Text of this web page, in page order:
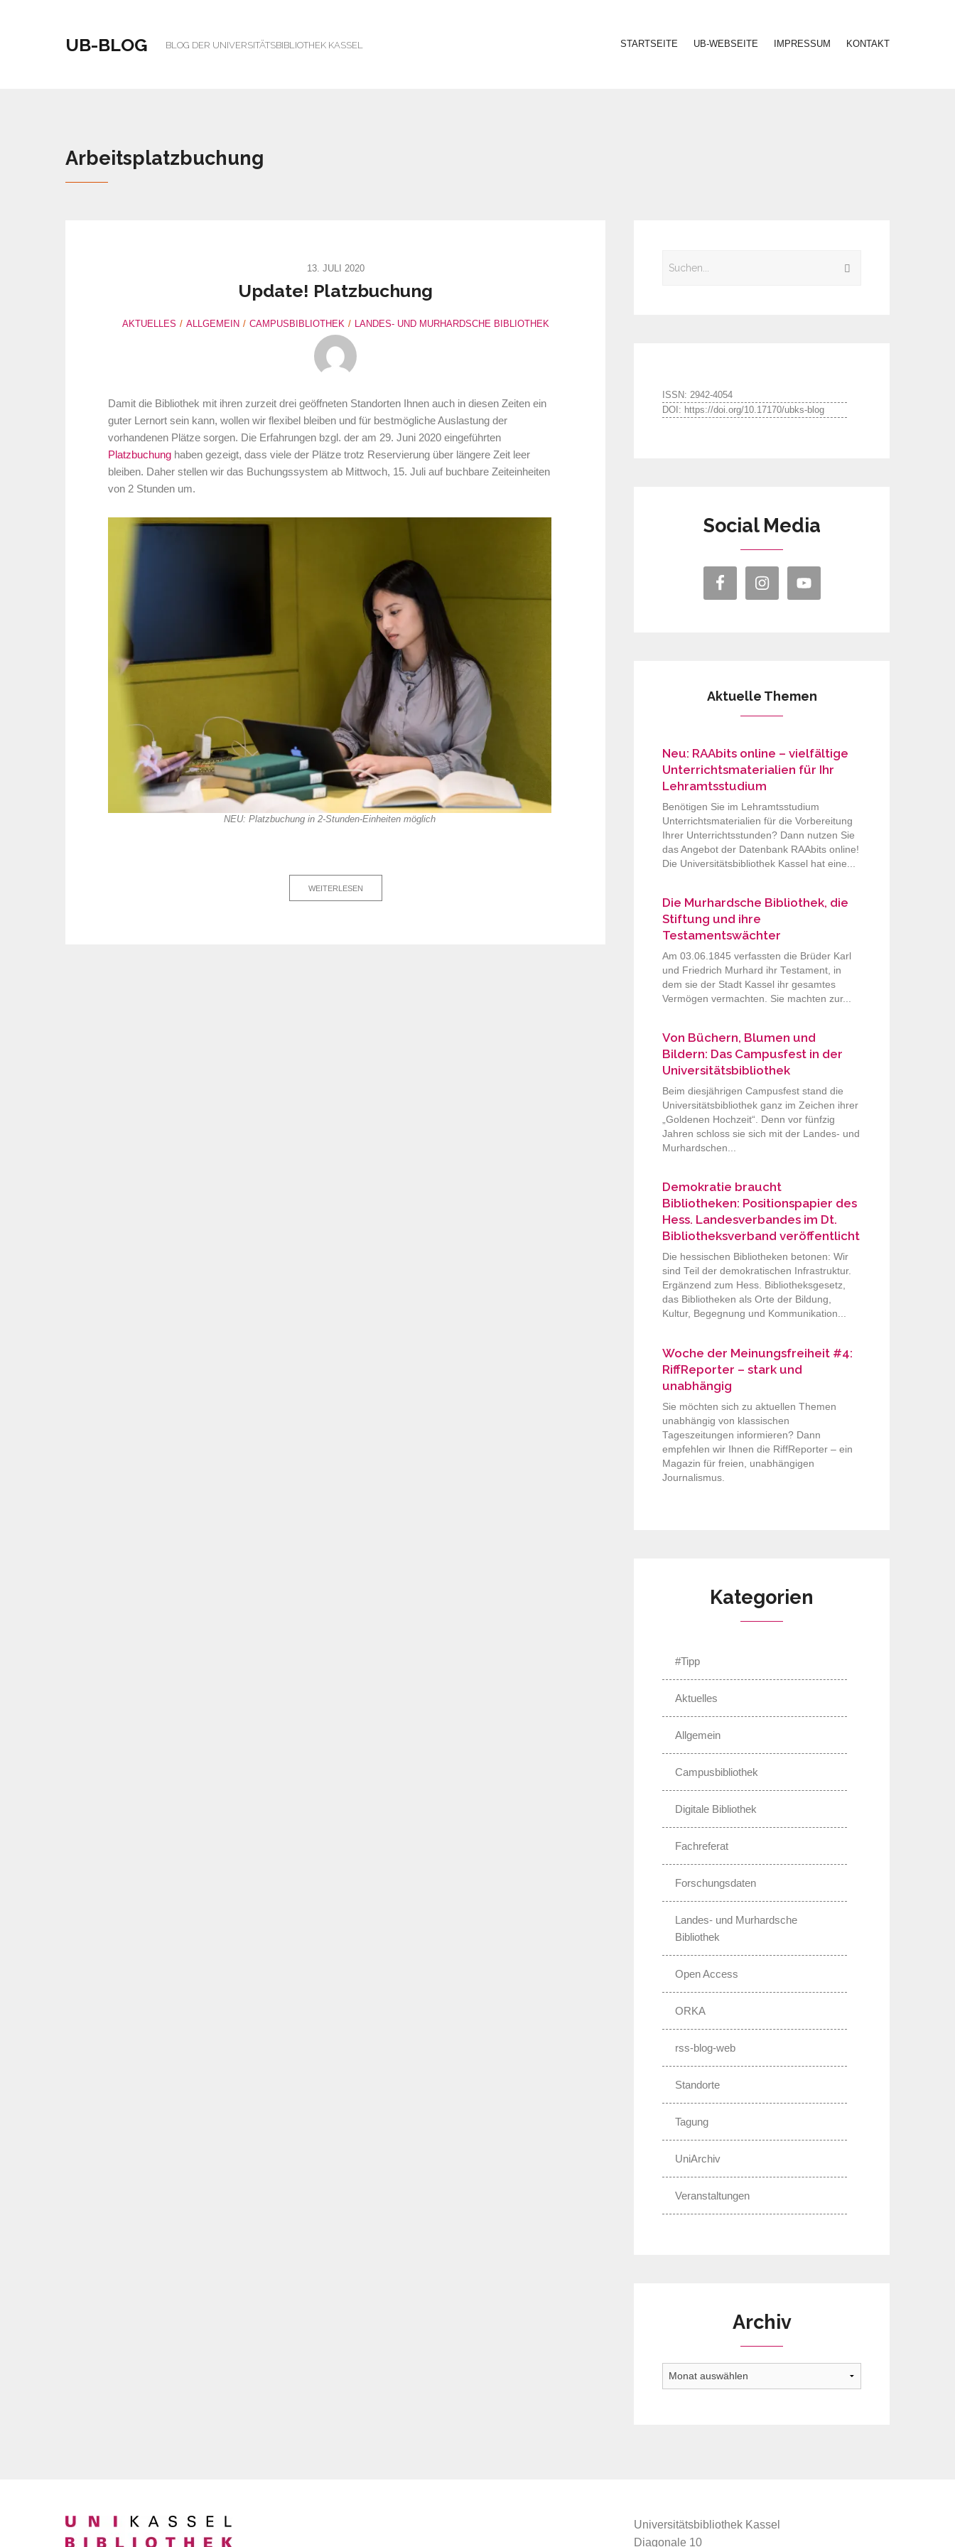
UB-BLOG BLOG DER UNIVERSITÄTSBIBLIOTHEK KASSEL STARTSEITE UB-WEBSEITE IMPRESSUM KONTAKT
Arbeitsplatzbuchung
13. JULI 2020
Update! Platzbuchung
AKTUELLES ALLGEMEIN CAMPUSBIBLIOTHEK LANDES- UND MURHARDSCHE BIBLIOTHEK
Damit die Bibliothek mit ihren zurzeit drei geöffneten Standorten Ihnen auch in diesen Zeiten ein
guter Lernort sein kann, wollen wir flexibel bleiben und für bestmögliche Auslastung der
vorhandenen Plätze sorgen. Die Erfahrungen bzgl. der am 29. Juni 2020 eingeführten
Platzbuchung haben gezeigt, dass viele der Plätze trotz Reservierung über längere Zeit leer
bleiben. Daher stellen wir das Buchungssystem ab Mittwoch, 15. Juli auf buchbare Zeiteinheiten
von 2 Stunden um.
NEU: Platzbuchung in 2-Stunden-Einheiten möglich
WEITERLESEN
ISSN: 2942-4054
DOI: https://doi.org/10.17170/ubks-blog
Social Media
Aktuelle Themen
Neu: RAAbits online – vielfältige
Unterrichtsmaterialien für Ihr
Lehramtsstudium
Benötigen Sie im Lehramtsstudium
Unterrichtsmaterialien für die Vorbereitung
Ihrer Unterrichtsstunden? Dann nutzen Sie
das Angebot der Datenbank RAAbits online!
Die Universitätsbibliothek Kassel hat eine...
Die Murhardsche Bibliothek, die
Stiftung und ihre
Testamentswächter
Am 03.06.1845 verfassten die Brüder Karl
und Friedrich Murhard ihr Testament, in
dem sie der Stadt Kassel ihr gesamtes
Vermögen vermachten. Sie machten zur...
Von Büchern, Blumen und
Bildern: Das Campusfest in der
Universitätsbibliothek
Beim diesjährigen Campusfest stand die
Universitätsbibliothek ganz im Zeichen ihrer
„Goldenen Hochzeit“. Denn vor fünfzig
Jahren schloss sie sich mit der Landes- und
Murhardschen...
Demokratie braucht
Bibliotheken: Positionspapier des
Hess. Landesverbandes im Dt.
Bibliotheksverband veröffentlicht
Die hessischen Bibliotheken betonen: Wir
sind Teil der demokratischen Infrastruktur.
Ergänzend zum Hess. Bibliotheksgesetz,
das Bibliotheken als Orte der Bildung,
Kultur, Begegnung und Kommunikation...
Woche der Meinungsfreiheit #4:
RiffReporter – stark und
unabhängig
Sie möchten sich zu aktuellen Themen
unabhängig von klassischen
Tageszeitungen informieren? Dann
empfehlen wir Ihnen die RiffReporter – ein
Magazin für freien, unabhängigen
Journalismus.
Kategorien
#Tipp
Aktuelles
Allgemein
Campusbibliothek
Digitale Bibliothek
Fachreferat
Forschungsdaten
Landes- und Murhardsche
Bibliothek
Open Access
ORKA
rss-blog-web
Standorte
Tagung
UniArchiv
Veranstaltungen
Archiv
Archiv
Universitätsbibliothek Kassel
Diagonale 10